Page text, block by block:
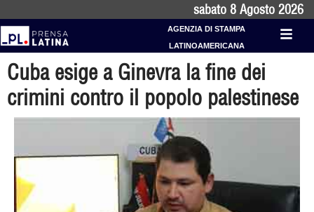
sabato 8 Agosto 2026
AGENZIA DI STAMPA
LATINOAMERICANA
Cuba esige a Ginevra la fine dei
crimini contro il popolo palestinese